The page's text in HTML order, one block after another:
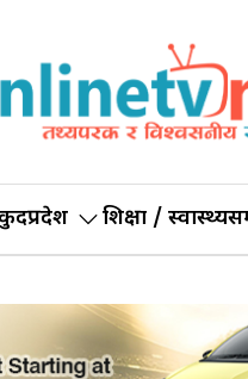
प्रदेश शिक्षा / स्वास्थ्य